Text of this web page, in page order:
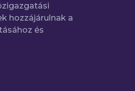
hozzájárulnak a
és